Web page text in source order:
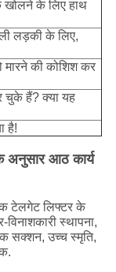
खोलने के लिए हाथ
लड़की के लिए,
मारने की कोशिश कर
चुके हैं? क्या यह
है!
अनुसार आठ कार्य
टेलगेट लिफ्टर के
स्थापना,
सक्शन, उच्च स्मृति,